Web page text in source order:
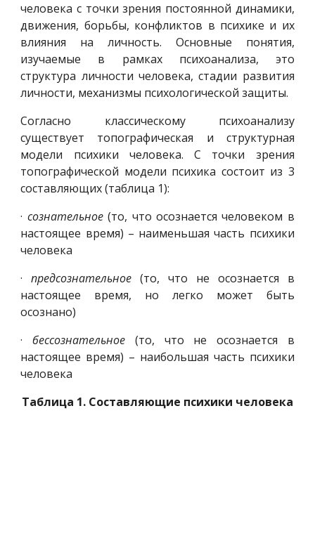
человека с точки зрения постоянной динамики,
движения, борьбы, конфликтов в психике и их
влияния на личность. Основные понятия,
изучаемые в рамках психоанализа, это
структура личности человека, стадии развития
личности, механизмы психологической защиты.
Согласно классическому психоанализу
существует топографическая и структурная
модели психики человека. С точки зрения
топографической модели психика состоит из 3
составляющих (таблица 1):
· сознательное(то, что осознается человеком в
настоящее время) – наименьшая часть психики
человека
·предсознательное (то, что не осознается в
настоящее время, но легко может быть
осознано)
·бессознательное (то, что не осознается в
настоящее время) – наибольшая часть психики
человека
Таблица 1. Составляющие психики человека